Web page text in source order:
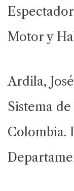
Motor y
Ardila,
Sistema
Colombia.